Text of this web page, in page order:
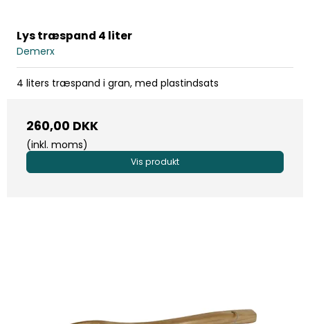
Lys træspand 4 liter
Demerx
4 liters træspand i gran, med plastindsats
260,00 DKK
(inkl. moms)
Vis produkt